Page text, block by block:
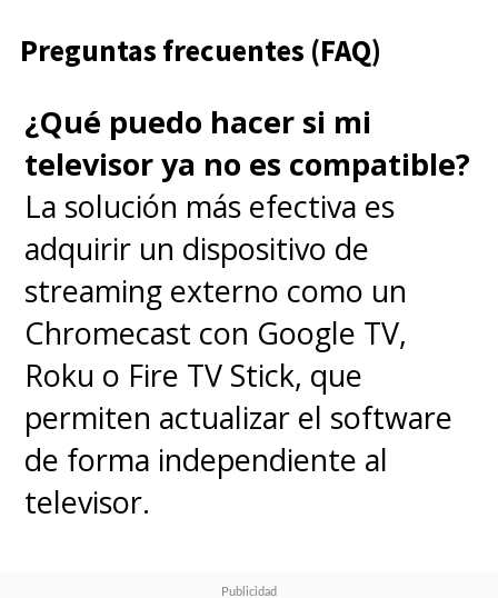
Preguntas frecuentes (FAQ)
¿Qué puedo hacer si mi
televisor ya no es compatible?
La solución más efectiva es
adquirir un dispositivo de
streaming externo como un
Chromecast con Google TV,
Roku o Fire TV Stick, que
permiten actualizar el software
de forma independiente al
televisor.